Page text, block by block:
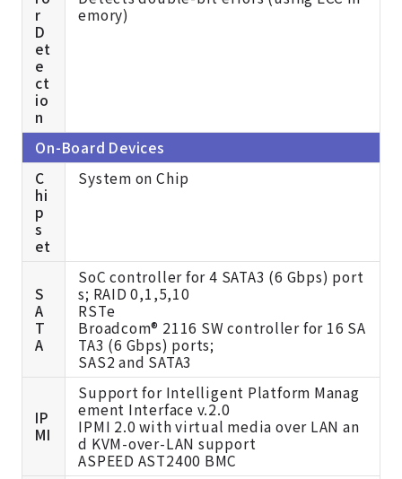
r
D
et
e
ct
io
n
emory)
On-Board Devices
C
hi
p
s
et
System on Chip
S
A
T
A
SoC controller for 4 SATA3 (6 Gbps) port
s; RAID 0,1,5,10
RSTe
Broadcom® 2116 SW controller for 16 SA
TA3 (6 Gbps) ports;
SAS2 and SATA3
IP
MI
Support for Intelligent Platform Manag
ement Interface v.2.0
IPMI 2.0 with virtual media over LAN an
d KVM-over-LAN support
ASPEED AST2400 BMC